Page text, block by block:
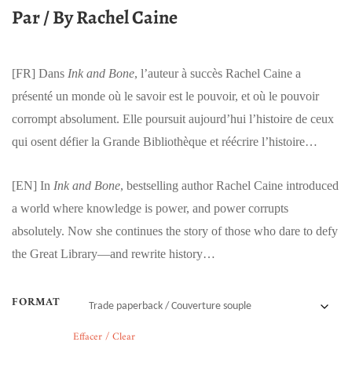
Par / By Rachel Caine
[FR] Dans Ink and Bone, l’auteur à succès Rachel Caine a
présenté un monde où le savoir est le pouvoir, et où le pouvoir
corrompt absolument. Elle poursuit aujourd’hui l’histoire de ceux
qui osent défier la Grande Bibliothèque et réécrire l’histoire…
[EN] In Ink and Bone, bestselling author Rachel Caine introduced
a world where knowledge is power, and power corrupts
absolutely. Now she continues the story of those who dare to defy
the Great Library—and rewrite history…
FORMAT
Effacer / Clear